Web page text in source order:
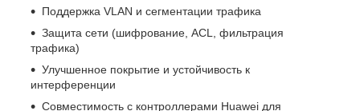
Поддержка VLAN и сегментации трафика
Защита сети (шифрование, ACL, фильтрация
трафика)
Улучшенное покрытие и устойчивость к
интерференции
Совместимость с контроллерами Huawei для